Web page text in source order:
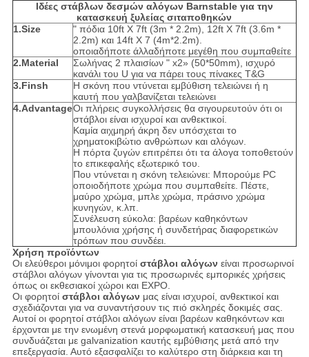
Ιδέες στάβλων δεσμών αλόγων Barnstable για την
κατασκευή ξυλείας σιταποθηκών
1.Size
" πόδια 10ft X 7ft (3m * 2.2m), 12ft X 7ft (3.6m *
2.2m) και 14ft X 7 (4m*2.2m).
οποιαδήποτε άλλαδήποτε μεγέθη που συμπαθείτε
2.Material
Σωλήνας 2 πλαισίων " x2» (50*50mm), ισχυρό
κανάλι του U για να πάρει τους πίνακες T&G
3.Finsh
Η σκόνη που ντύνεται εμβύθιση τελειώνει ή η
καυτή που γαλβανίζεται τελειώνει
4.AdvantageΟι πλήρεις συγκολλήσεις θα σιγουρευτούν ότι οι
στάβλοι είναι ισχυροί και ανθεκτικοί.
Καμία αιχμηρή άκρη δεν υπόσχεται το
χρηματοκιβώτιο ανθρώπων και αλόγων.
Η πόρτα ζυγών επιτρέπει ότι τα άλογα τοποθετούν
το επικεφαλής εξωτερικό του.
Που ντύνεται η σκόνη τελειώνει: Μπορούμε PC
οποιοδήποτε χρώμα που συμπαθείτε. Πέστε,
μαύρο χρώμα, μπλε χρώμα, πράσινο χρώμα
κυνηγών, κ.λπ.
Συνέλευση εύκολα: βαρέων καθηκόντων
μπουλόνια χρήσης ή συνδετήρας διαφορετικών
τρόπων που συνδέει.
Χρήση προϊόντων
Οι ελεύθεροι μόνιμοι φορητοί στάβλοι αλόγων είναι προσωρινοί
στάβλοι αλόγων γίνονται για τις προσωρινές εμπορικές χρήσεις
όπως οι εκθεσιακοί χώροι και EXPO.
Οι φορητοί στάβλοι αλόγων μας είναι ισχυροί, ανθεκτικοί και
σχεδιάζονται για να συναντήσουν τις πιό σκληρές δοκιμές σας.
Αυτοί οι φορητοί στάβλοι αλόγων είναι βαρέων καθηκόντων και
έρχονται με την ενωμένη στενά μορφωματική κατασκευή μας που
συνδυάζεται με galvanization καυτής εμβύθισης μετά από την
επεξεργασία. Αυτό εξασφαλίζει το καλύτερο στη διάρκεια και τη